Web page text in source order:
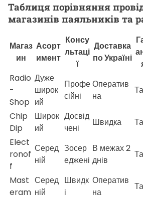
Таблиця порівняння
магазинів паяльників та
Магаз
ин
Асорт
имент
Консу
льтаці
ї
Доставка
по Україні
Radio
-
Shop
Дуже
широк
ий
Профе
сійні
Оператив
на
Chip
Dip
Широк
ий
Досвід
чені
Швидка
Elect
ronof
f
Серед
ній
Зосер
еджені
В межах 2
днів
Mast
eram
Серед
ній
Швидк
і
Оператив
на